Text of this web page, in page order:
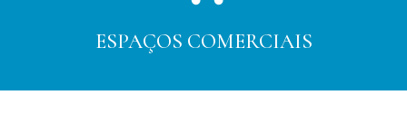
ESPAÇOS COMERCIAIS